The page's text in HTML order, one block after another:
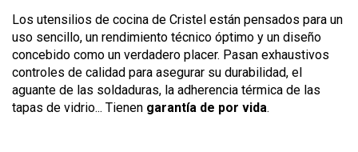
Los utensilios de cocina de Cristel están pensados para un
uso sencillo, un rendimiento técnico óptimo y un diseño
concebido como un verdadero placer. Pasan exhaustivos
controles de calidad para asegurar su durabilidad, el
aguante de las soldaduras, la adherencia térmica de las
tapas de vidrio... Tienen garantía de por vida.